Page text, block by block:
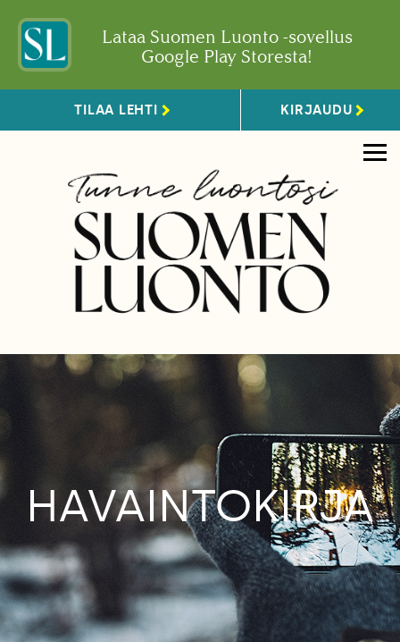
Lataa Suomen Luonto -sovellus
Google Play Storesta!
TILAA LEHTI KIRJAUDU
HAVAINTOKIRJA